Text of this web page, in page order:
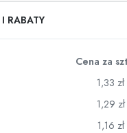
I RABATY
Cena za
1,33 zł
1,29 zł
1,16 zł